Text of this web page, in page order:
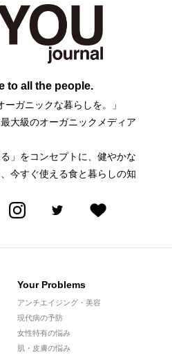
to all the people.
ガニックな暮らしを。」
大級のオーガニックメディア
」をコンセプトに、健やかな
今すぐ使える食と暮らしの知
Your Problems
アンチエイジング・美容
現代病の予防
女性特有の悩み
肌・皮膚の悩み